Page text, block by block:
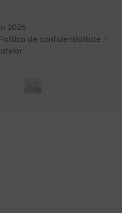
2026
de confidențialitate